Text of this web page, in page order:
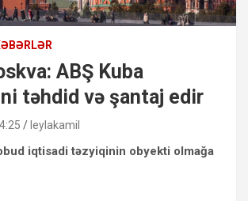
ABŞ Kuba
təhdid və şantaj edir
leylakamil
iqtisadi təzyiqinin obyekti olmağa